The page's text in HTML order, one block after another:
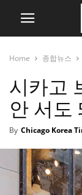
Home 종합뉴스
시카고
안 서도
By Chicago Korea